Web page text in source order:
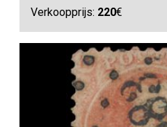
Verkoopprijs: 220€